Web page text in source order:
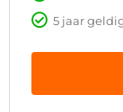
5 jaar